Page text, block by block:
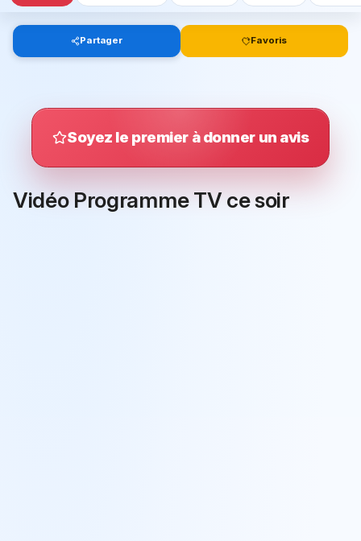
Partager Favoris
Soyez le premier à donner un avis
Vidéo Programme TV ce soir